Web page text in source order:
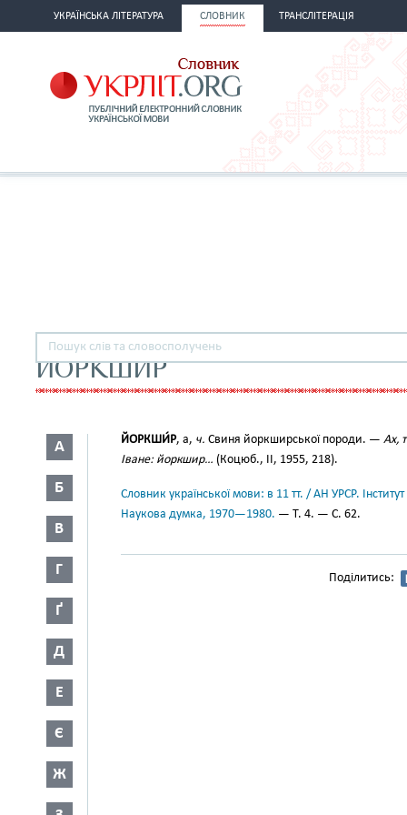
УКРАЇНСЬКА ЛІТЕРАТУРА СЛОВНИК ТРАНСЛІТЕРАЦІЯ
ЙОРКШИР
А
Б
В
Г
Ґ
Д
Е
Є
Ж
ЙОРКШИ́Р, а, ч. Свиня йоркширської породи. — Ах,
Іване: йоркшир… (Коцюб., II, 1955, 218).
Словник української мови: в 11 тт. / АН УРСР.
Наукова думка, 1970—1980. — Т. 4. — С. 62.
Поділитись: